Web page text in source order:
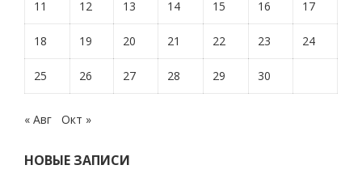
11 12 13 14 15 16 17
18 19 20 21 22 23 24
25 26 27 28 29 30
« Авг Окт »
НОВЫЕ ЗАПИСИ